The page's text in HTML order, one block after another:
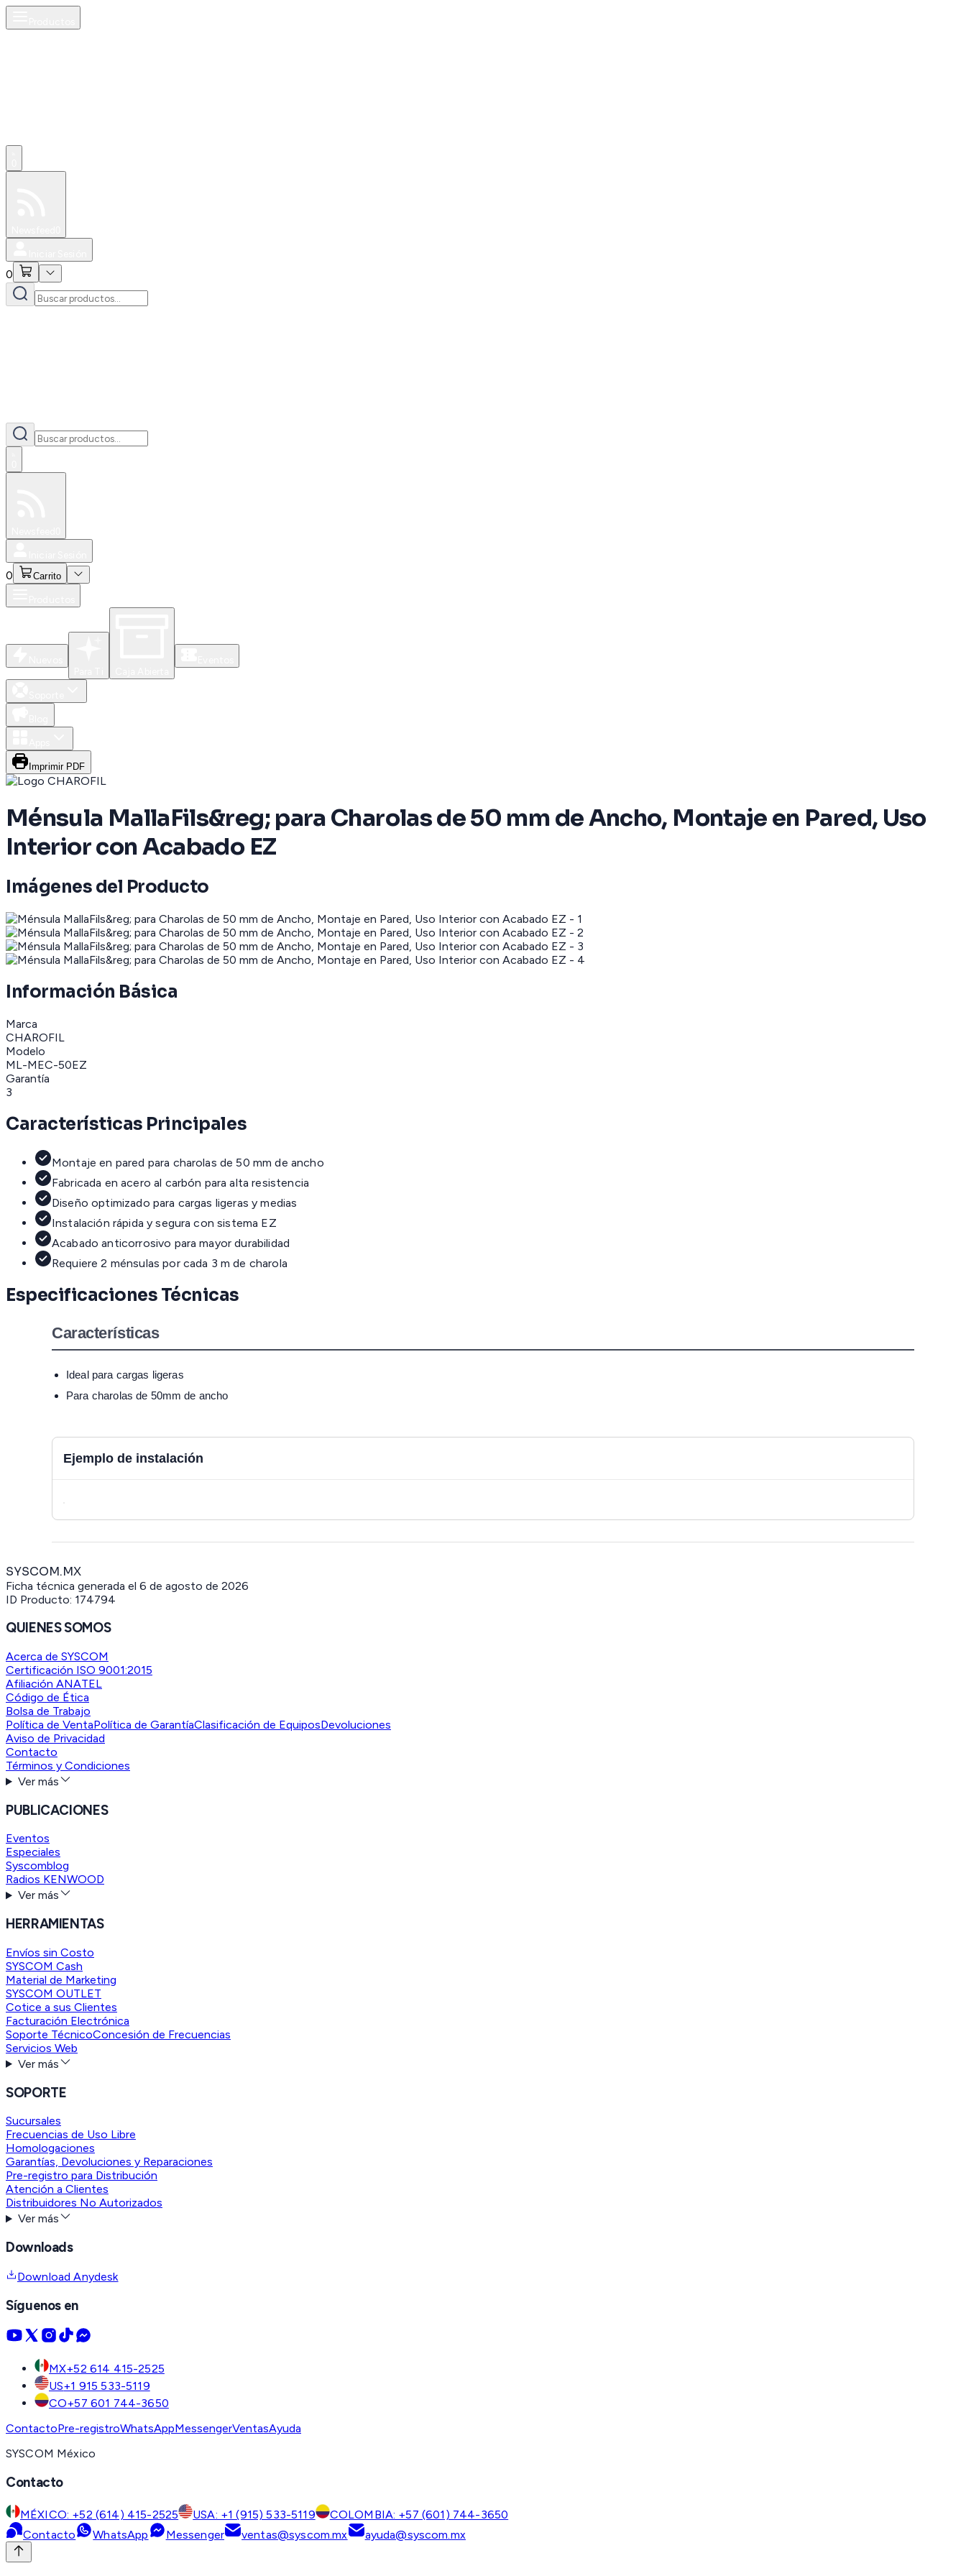
0
0 Carrito
Imprimir PDF
Ménsula MallaFils&reg; para Charolas de 50 mm de Ancho, Montaje en Pared, Uso
Interior con Acabado EZ
Imágenes del Producto
Información Básica
Marca
CHAROFIL
Modelo
ML-MEC-50EZ
Garantía
3
Características Principales
Montaje en pared para charolas de 50 mm de ancho
Fabricada en acero al carbón para alta resistencia
Diseño optimizado para cargas ligeras y medias
Instalación rápida y segura con sistema EZ
Acabado anticorrosivo para mayor durabilidad
Requiere 2 ménsulas por cada 3 m de charola
Especificaciones Técnicas
Características
Ideal para cargas ligeras
Para charolas de 50mm de ancho
Ejemplo de instalación
SYSCOM.MX
Ficha técnica generada el 6 de agosto de 2026
ID Producto: 174794
QUIENES SOMOS
Acerca de SYSCOM
Certificación ISO 9001:2015
Afiliación ANATEL
Código de Ética
Bolsa de Trabajo
Política de VentaPolítica de GarantíaClasificación de EquiposDevoluciones
Aviso de Privacidad
Contacto
Términos y Condiciones
Ver más
PUBLICACIONES
Eventos
Especiales
Syscomblog
Radios KENWOOD
Ver más
HERRAMIENTAS
Envíos sin Costo
SYSCOM Cash
Material de Marketing
SYSCOM OUTLET
Cotice a sus Clientes
Facturación Electrónica
Soporte TécnicoConcesión de Frecuencias
Servicios Web
Ver más
SOPORTE
Sucursales
Frecuencias de Uso Libre
Homologaciones
Garantías, Devoluciones y Reparaciones
Pre-registro para Distribución
Atención a Clientes
Distribuidores No Autorizados
Ver más
Downloads
Download Anydesk
Síguenos en
MX+52 614 415-2525
US+1 915 533-5119
CO+57 601 744-3650
ContactoPre-registroWhatsAppMessengerVentasAyuda
SYSCOM México
Contacto
MÉXICO: +52 (614) 415-2525 USA: +1 (915) 533-5119
COLOMBIA: +57 (601) 744-3650
Contacto
WhatsApp Messenger ventas@syscom.mx ayuda@syscom.mx